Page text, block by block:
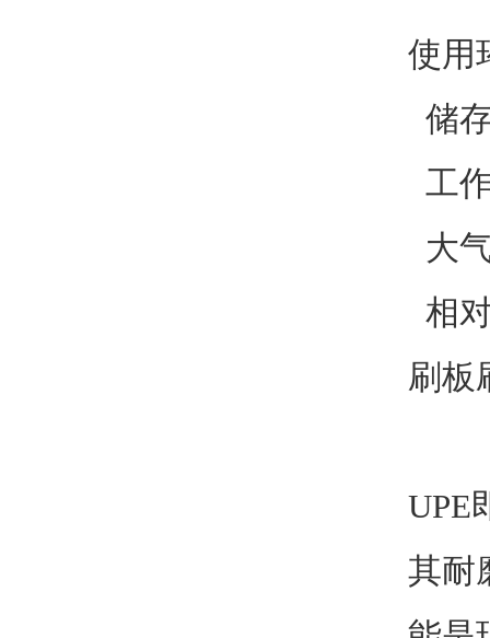
使用
储
工
大
相
刷板
UPE
其耐